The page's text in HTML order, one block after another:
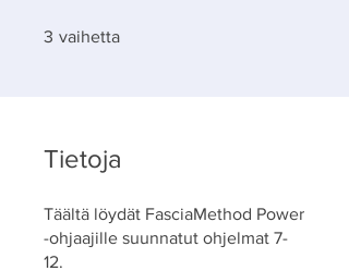
3 vaihetta
Tietoja
Täältä löydät FasciaMethod Power
-ohjaajille suunnatut ohjelmat 7-
12.